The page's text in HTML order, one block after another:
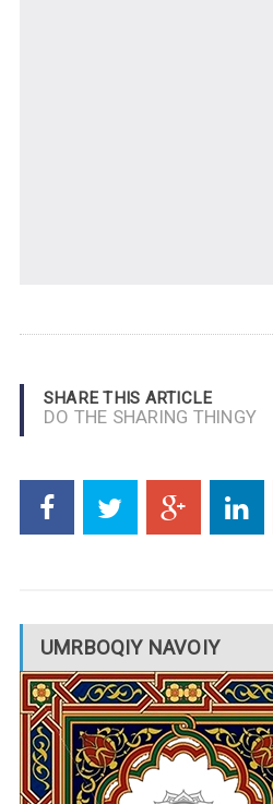
SHARE THIS ARTICLE
DO THE SHARING THINGY
UMRBOQIY NAVOIY